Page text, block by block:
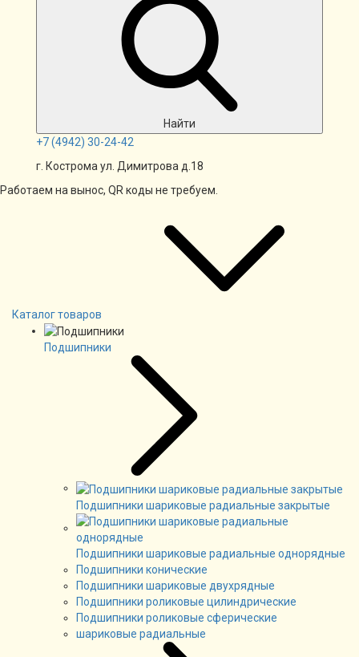
Найти
+7(4942) 30-24-42
г. Кострома ул. Димитрова д.18
Работаем на вынос, QR коды не требуем.
Каталог товаров
Подшипники
Подшипники шариковые радиальные закрытые
Подшипники шариковые радиальные однорядные
Подшипники конические
Подшипники шариковые двухрядные
Подшипники роликовые цилиндрические
Подшипники роликовые сферические
шариковые радиальные